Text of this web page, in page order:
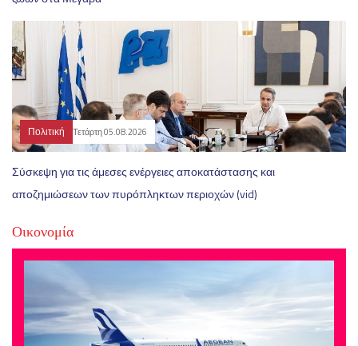
Πολιτική Τετάρτη 05.08.2026
Σύσκεψη για τις άμεσες ενέργειες αποκατάστασης και
αποζημιώσεων των πυρόπληκτων περιοχών (vid)
Οικονομία